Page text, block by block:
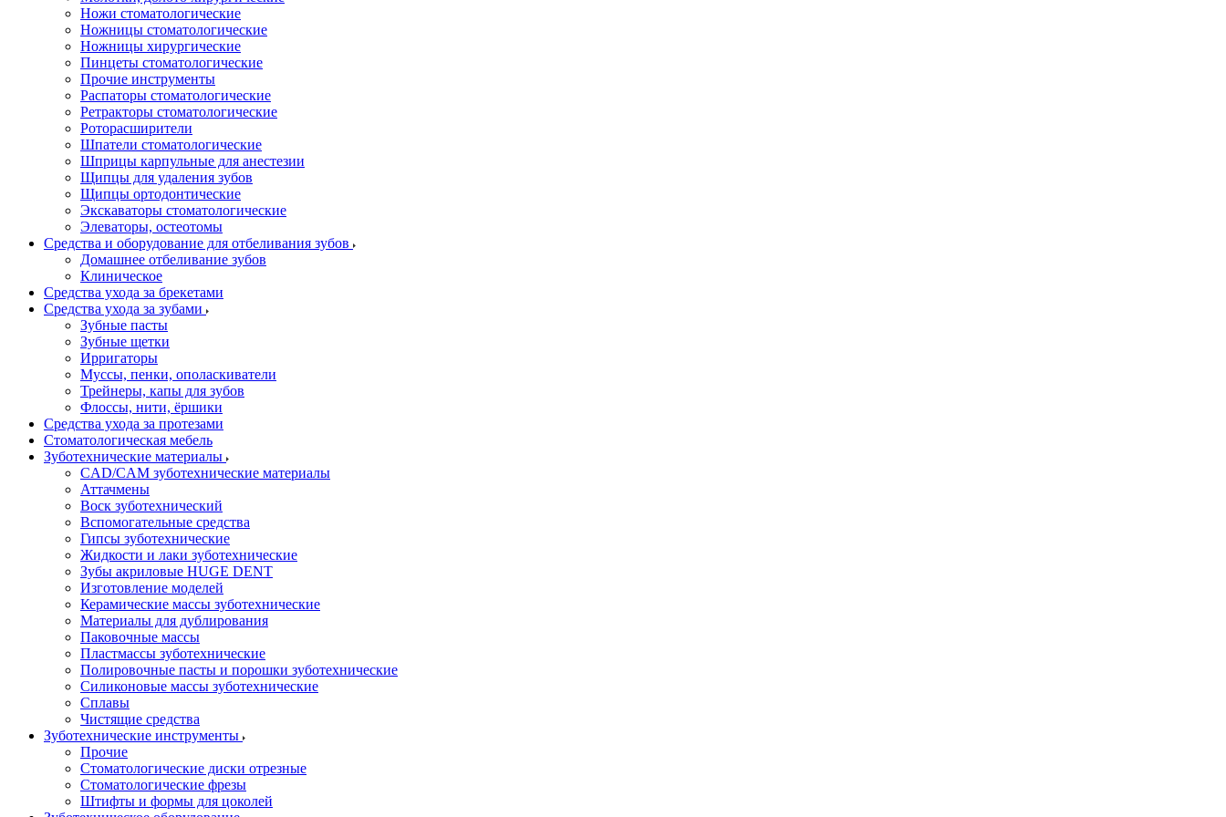
Ножи стоматологические
Ножницы стоматологические
Ножницы хирургические
Пинцеты стоматологические
Прочие инструменты
Распаторы стоматологические
Ретракторы стоматологические
Роторасширители
Шпатели стоматологические
Шприцы карпульные для анестезии
Щипцы для удаления зубов
Щипцы ортодонтические
Экскаваторы стоматологические
Элеваторы, остеотомы
Средства и оборудование для отбеливания зубов
Домашнее отбеливание зубов
Клиническое
Средства ухода за брекетами
Средства ухода за зубами
Зубные пасты
Зубные щетки
Ирригаторы
Муссы, пенки, ополаскиватели
Трейнеры, капы для зубов
Флоссы, нити, ёршики
Средства ухода за протезами
Стоматологическая мебель
Зуботехнические материалы
CAD/CAM зуботехнические материалы
Аттачмены
Воск зуботехнический
Вспомогательные средства
Гипсы зуботехнические
Жидкости и лаки зуботехнические
Зубы акриловые HUGE DENT
Изготовление моделей
Керамические массы зуботехнические
Материалы для дублирования
Паковочные массы
Пластмассы зуботехнические
Полировочные пасты и порошки зуботехнические
Силиконовые массы зуботехнические
Сплавы
Чистящие средства
Зуботехнические инструменты
Прочие
Стоматологические диски отрезные
Стоматологические фрезы
Штифты и формы для цоколей